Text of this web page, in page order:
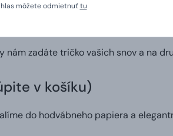
môžete odmietnuťtu
zadáte tričko vašich snov a na
v košíku)
do hodvábneho papiera a